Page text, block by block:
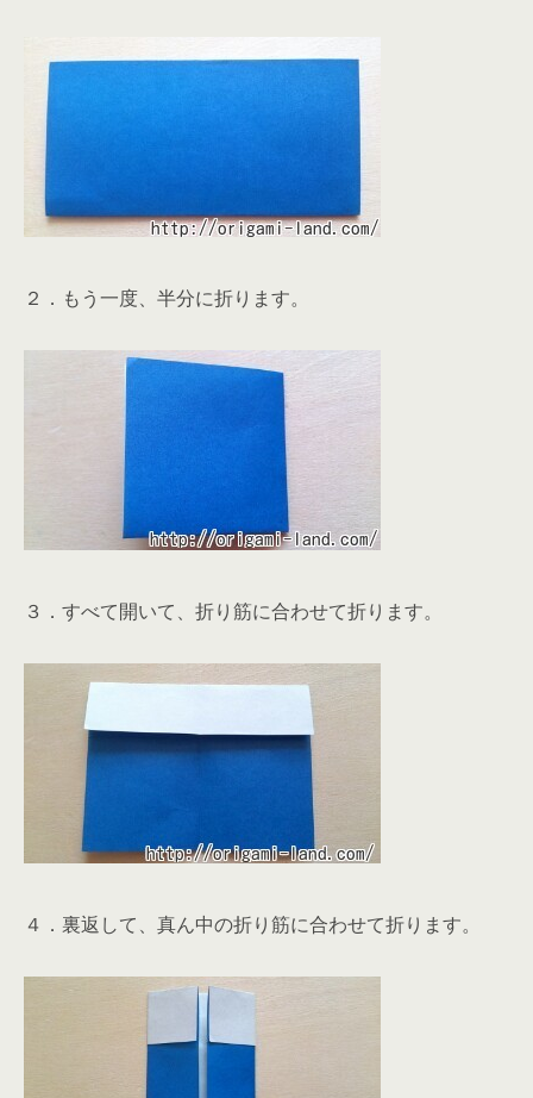
２．もう一度、半分に折ります。
３．すべて開いて、折り筋に合わせて折ります。
４．裏返して、真ん中の折り筋に合わせて折ります。